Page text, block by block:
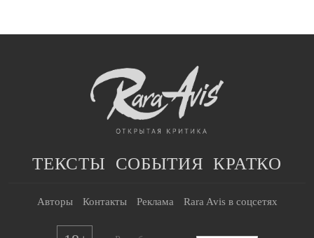
ТЕКСТЫ СОБЫТИЯ КРАТКО
Авторы Контакты Реклама Rara Avis в соцсетях